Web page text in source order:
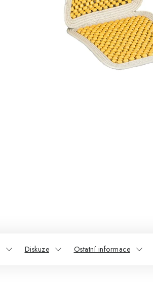
Diskuze Ostatní informace